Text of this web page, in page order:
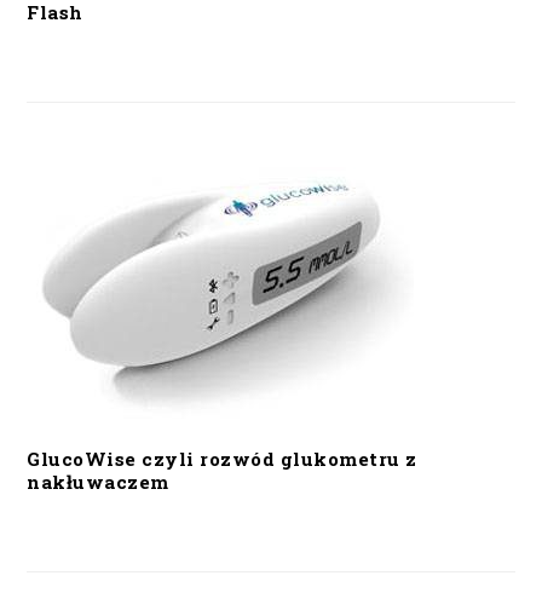
Flash
GlucoWise czyli rozwód glukometru z
nakłuwaczem